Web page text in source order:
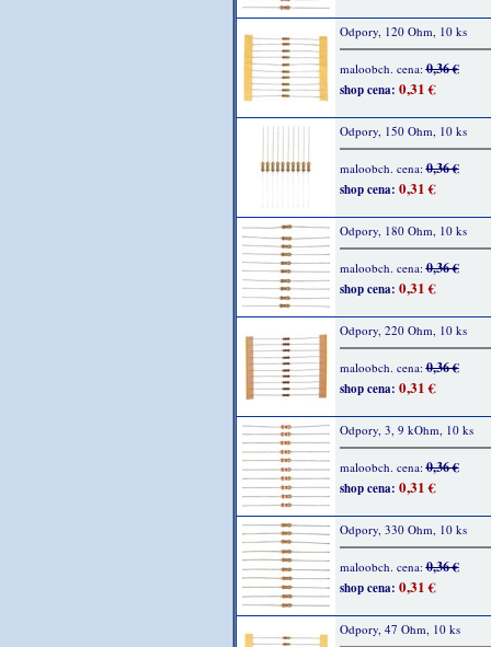
Odpory, 120 Ohm, 10 ks
maloobch. cena:0,36 €
shop cena: 0,31 €
Odpory, 150 Ohm, 10 ks
maloobch. cena:0,36 €
shop cena: 0,31 €
Odpory, 180 Ohm, 10 ks
maloobch. cena:0,36 €
shop cena: 0,31 €
Odpory, 220 Ohm, 10 ks
maloobch. cena:0,36 €
shop cena: 0,31 €
Odpory, 3, 9 kOhm, 10 ks
maloobch. cena:0,36 €
shop cena: 0,31 €
Odpory, 330 Ohm, 10 ks
maloobch. cena:0,36 €
shop cena: 0,31 €
Odpory, 47 Ohm, 10 ks